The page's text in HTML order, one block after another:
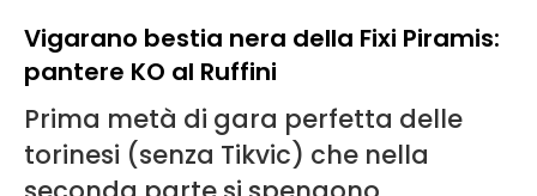
Vigarano bestia nera della Fixi Piramis:
pantere KO al Ruffini
Prima metà di gara perfetta delle
torinesi (senza Tikvic) che nella